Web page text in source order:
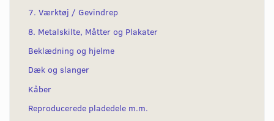
7. Værktøj / Gevindrep
8. Metalskilte, Måtter og Plakater
Beklædning og hjelme
Dæk og slanger
Kåber
Reproducerede pladedele m.m.